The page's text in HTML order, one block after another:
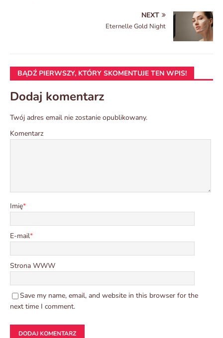
NEXT
Eternelle Gold Night
BĄDŹ PIERWSZY, KTÓRY SKOMENTUJE TEN WPIS!
Dodaj komentarz
Twój adres email nie zostanie opublikowany.
Komentarz
Imię*
E-mail*
Strona WWW
Save my name, email, and website in this browser for the
next time I comment.